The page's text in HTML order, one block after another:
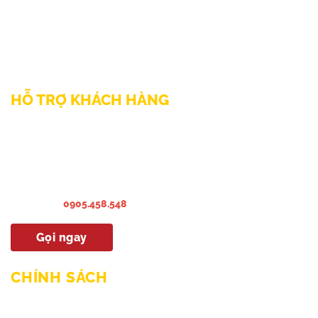
HỖ TRỢ KHÁCH HÀNG
0905.458.548
Gọi ngay
CHÍNH SÁCH